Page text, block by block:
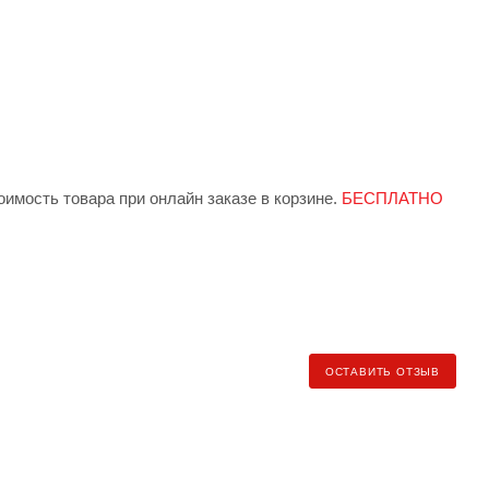
товара при онлайн заказе в корзине. БЕСПЛАТНО
(клиент самостоятельно заказывает и
ОСТАВИТЬ ОТЗЫВ